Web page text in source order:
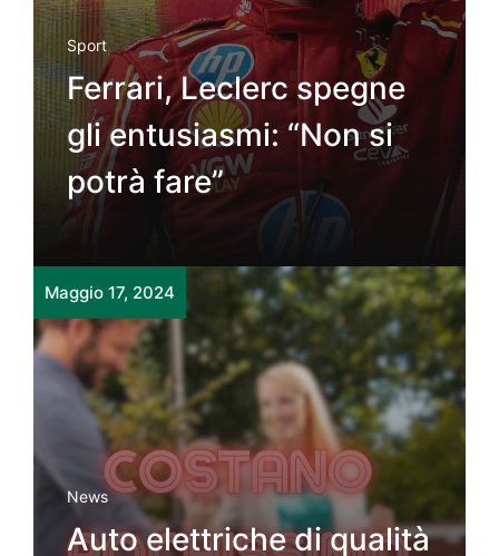
Sport
Ferrari, Leclerc spegne
gli entusiasmi: “Non si
potrà fare”
Maggio 17, 2024
News
Auto elettriche di qualità